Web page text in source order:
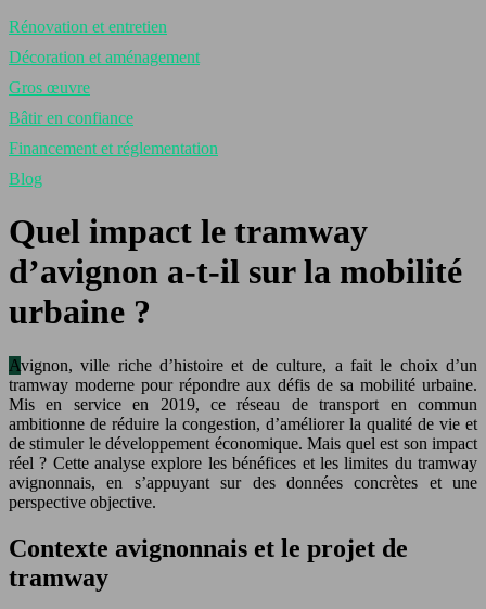
Rénovation et entretien
Décoration et aménagement
Gros œuvre
Bâtir en confiance
Financement et réglementation
Blog
Quel impact le tramway
d’avignon a-t-il sur la mobilité
urbaine ?
Avignon, ville riche d’histoire et de culture, a fait le choix d’un
tramway moderne pour répondre aux défis de sa mobilité urbaine.
Mis en service en 2019, ce réseau de transport en commun
ambitionne de réduire la congestion, d’améliorer la qualité de vie et
de stimuler le développement économique. Mais quel est son impact
réel ? Cette analyse explore les bénéfices et les limites du tramway
avignonnais, en s’appuyant sur des données concrètes et une
perspective objective.
Contexte avignonnais et le projet de
tramway